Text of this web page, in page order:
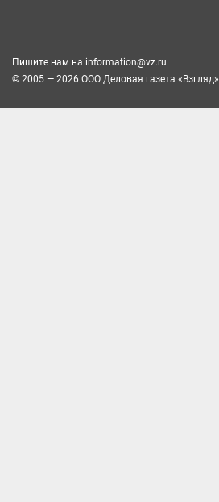
Пишите нам на information@vz.ru
© 2005 — 2026 ООО Деловая газета «Взгляд»